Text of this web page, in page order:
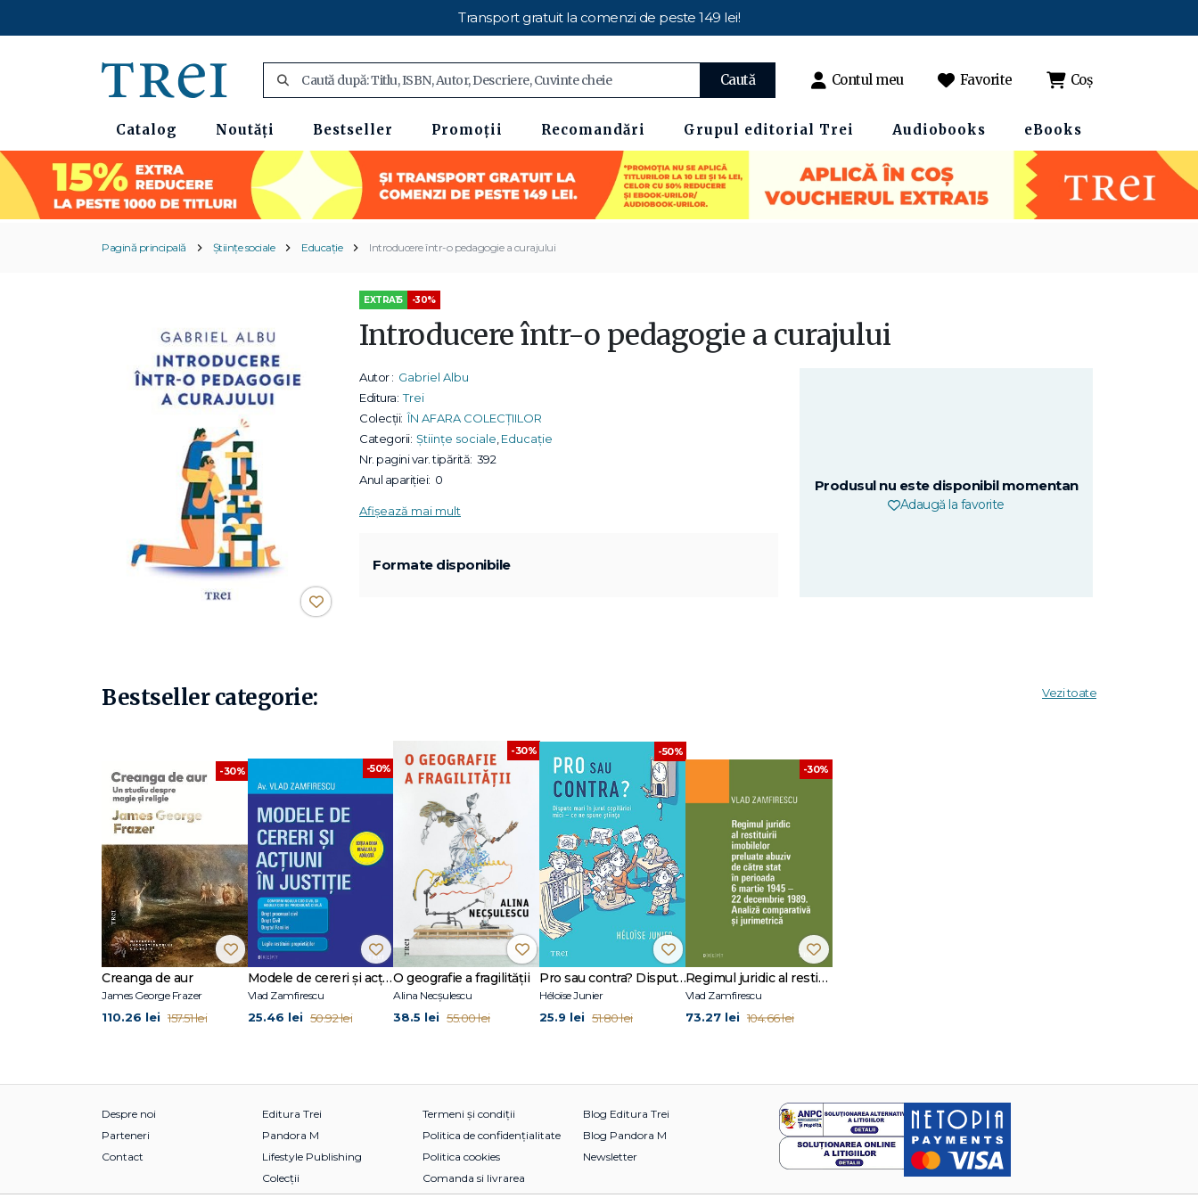
Transport gratuit la comenzi de peste 149 lei!
Caută Contul meu Favorite Coș
Catalog Noutăți Bestseller Promoții Recomandări Grupul editorial Trei Audiobooks eBooks
Pagină principală Științe sociale Educație Introducere într-o pedagogie a curajului
EXTRA15 -30%
Introducere într-o pedagogie a curajului
Autor : Gabriel Albu
Editura: Trei
Colecții: ÎN AFARA COLECȚIILOR
Categorii: Științe sociale Educație
Nr. pagini var. tipărită: 392
Anul apariției: 0
Afișează mai mult
Formate disponibile
Produsul nu este disponibil momentan
Adaugă la favorite
Bestseller categorie: Vezi toate
-30%
Creanga de aur
James George Frazer
110.26 lei 157.51 lei
-50%
Modele de cereri şi acţiuni în justiţie. Ediţia a doua revăzută şi adăugită
Vlad Zamfirescu
25.46 lei 50.92 lei
-30%
O geografie a fragilității
Alina Necșulescu
38.5 lei 55.00 lei
-50%
Pro sau contra? Dispute mari în jurul copilăriei mici – ce ne spune știința
Héloïse Junier
25.9 lei 51.80 lei
-30%
Regimul juridic al restituirii imobilelor preluate abuziv de către stat în perioada 6 martie 1945 - 22 decembrie 1949. Analiză comparativă și jurimetrică
Vlad Zamfirescu
73.27 lei 104.66 lei
Despre noi
Parteneri
Contact
Editura Trei
Pandora M
Lifestyle Publishing
Colecții
Termeni și condiții
Politica de confidențialitate
Politica cookies
Comanda si livrarea
Blog Editura Trei
Blog Pandora M
Newsletter